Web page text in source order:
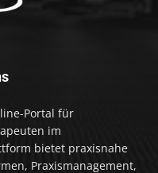
Portal für
im
bietet praxisnahe
Praxismanagement,